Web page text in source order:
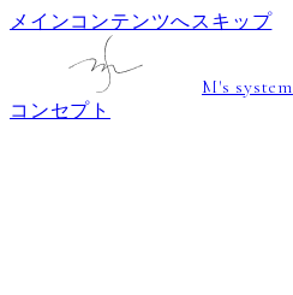
メインコンテンツへスキップ
M's system
コンセプト